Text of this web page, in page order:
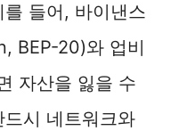
들어, 바이낸스
BEP-20)와 업비
자산을 잃을 수
시 네트워크와